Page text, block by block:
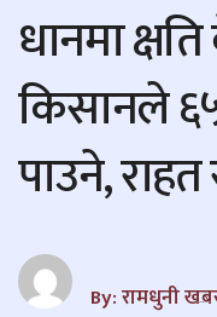
धानमा
किसानले
पाउने,
By: रामधुनी